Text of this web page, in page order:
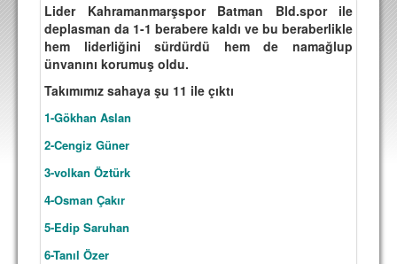
TEKNİK KADRO
TRANSFERLER
TARAFTAR
BİLETLER
DEPLASMAN
MULTİMEDYA
FOTOĞRAF & VİDEOLAR
Lider Kahramanmarşspor Batman Bld.spor ile
deplasman da 1-1 berabere kaldı ve bu beraberlikle
hem liderliğini sürdürdü hem de namağlup
ünvanını korumuş oldu.
Takımımız sahaya şu 11 ile çıktı
1-Gökhan Aslan
2-Cengiz Güner
3-volkan Öztürk
4-Osman Çakır
5-Edip Saruhan
6-Tanıl Özer